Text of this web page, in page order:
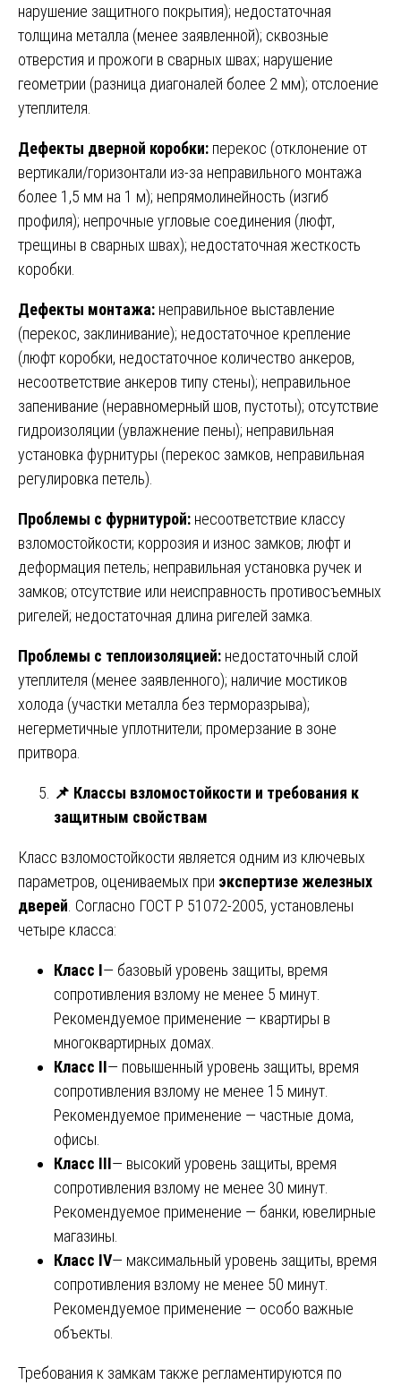
нарушение защитного покрытия); недостаточная
толщина металла (менее заявленной); сквозные
отверстия и прожоги в сварных швах; нарушение
геометрии (разница диагоналей более 2 мм); отслоение
утеплителя.
Дефекты дверной коробки: перекос (отклонение от
вертикали/горизонтали из-за неправильного монтажа
более 1,5 мм на 1 м); непрямолинейность (изгиб
профиля); непрочные угловые соединения (люфт,
трещины в сварных швах); недостаточная жесткость
коробки.
Дефекты монтажа: неправильное выставление
(перекос, заклинивание); недостаточное крепление
(люфт коробки, недостаточное количество анкеров,
несоответствие анкеров типу стены); неправильное
запенивание (неравномерный шов, пустоты); отсутствие
гидроизоляции (увлажнение пены); неправильная
установка фурнитуры (перекос замков, неправильная
регулировка петель).
Проблемы с фурнитурой: несоответствие классу
взломостойкости; коррозия и износ замков; люфт и
деформация петель; неправильная установка ручек и
замков; отсутствие или неисправность противосъемных
ригелей; недостаточная длина ригелей замка.
Проблемы с теплоизоляцией: недостаточный слой
утеплителя (менее заявленного); наличие мостиков
холода (участки металла без терморазрыва);
негерметичные уплотнители; промерзание в зоне
притвора.
📌 Классы взломостойкости и требования к
защитным свойствам
Класс взломостойкости является одним из ключевых
параметров, оцениваемых при экспертизе железных
дверей . Согласно ГОСТ Р 51072-2005, установлены
четыре класса:
Класс I— базовый уровень защиты, время
сопротивления взлому не менее 5 минут.
Рекомендуемое применение — квартиры в
многоквартирных домах.
Класс II— повышенный уровень защиты, время
сопротивления взлому не менее 15 минут.
Рекомендуемое применение — частные дома,
офисы.
Класс III— высокий уровень защиты, время
сопротивления взлому не менее 30 минут.
Рекомендуемое применение — банки, ювелирные
магазины.
Класс IV— максимальный уровень защиты, время
сопротивления взлому не менее 50 минут.
Рекомендуемое применение — особо важные
объекты.
Требования к замкам также регламентируются по